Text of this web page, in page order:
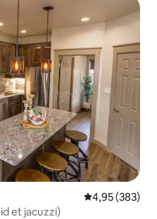
Évaluation
4,95 (383)
et jacuzzi)